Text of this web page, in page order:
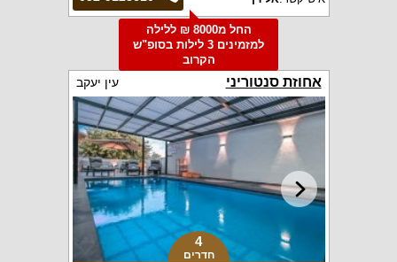
החל מ8000 ₪ ללילה
למזמינים 3 לילות בסופ"ש
הקרוב
אחוזת סנטוריני עין יעקב
4
חדרים